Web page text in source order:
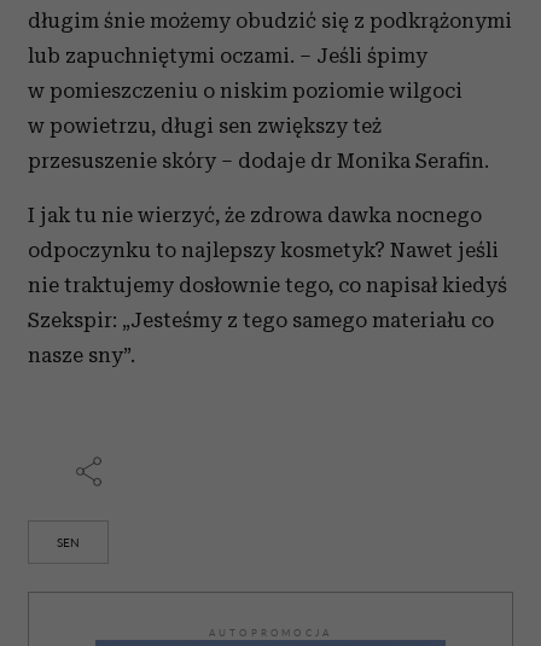
długim śnie możemy obudzić się z podkrążonymi
lub zapuchniętymi oczami. – Jeśli śpimy
w pomieszczeniu o niskim poziomie wilgoci
w powietrzu, długi sen zwiększy też
przesuszenie skóry – dodaje dr Monika Serafin.
I jak tu nie wierzyć, że zdrowa dawka nocnego
odpoczynku to najlepszy kosmetyk? Nawet jeśli
nie traktujemy dosłownie tego, co napisał kiedyś
Szekspir: „Jesteśmy z tego samego materiału co
nasze sny”.
SEN
AUTOPROMOCJA